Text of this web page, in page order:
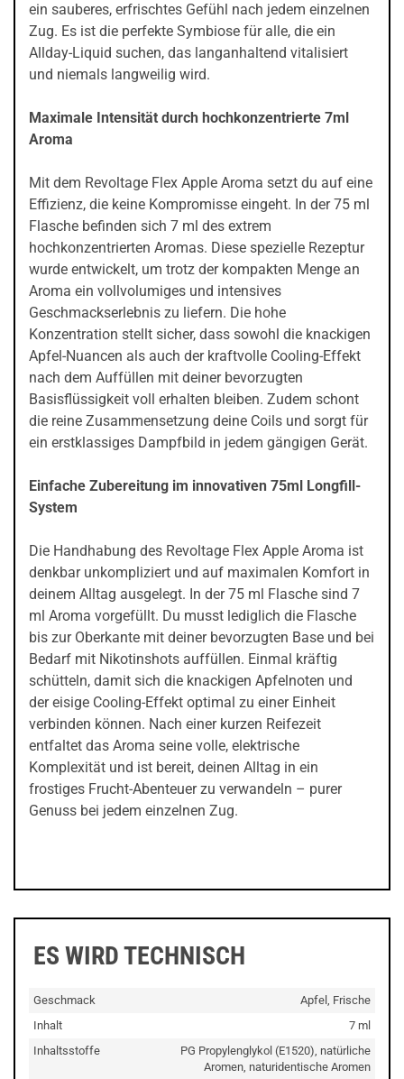
ein sauberes, erfrischtes Gefühl nach jedem einzelnen
Zug. Es ist die perfekte Symbiose für alle, die ein
Allday-Liquid suchen, das langanhaltend vitalisiert
und niemals langweilig wird.
Maximale Intensität durch hochkonzentrierte 7ml
Aroma
Mit dem Revoltage Flex Apple Aroma setzt du auf eine
Effizienz, die keine Kompromisse eingeht. In der 75 ml
Flasche befinden sich 7 ml des extrem
hochkonzentrierten Aromas. Diese spezielle Rezeptur
wurde entwickelt, um trotz der kompakten Menge an
Aroma ein vollvolumiges und intensives
Geschmackserlebnis zu liefern. Die hohe
Konzentration stellt sicher, dass sowohl die knackigen
Apfel-Nuancen als auch der kraftvolle Cooling-Effekt
nach dem Auffüllen mit deiner bevorzugten
Basisflüssigkeit voll erhalten bleiben. Zudem schont
die reine Zusammensetzung deine Coils und sorgt für
ein erstklassiges Dampfbild in jedem gängigen Gerät.
Einfache Zubereitung im innovativen 75ml Longfill-
System
Die Handhabung des Revoltage Flex Apple Aroma ist
denkbar unkompliziert und auf maximalen Komfort in
deinem Alltag ausgelegt. In der 75 ml Flasche sind 7
ml Aroma vorgefüllt. Du musst lediglich die Flasche
bis zur Oberkante mit deiner bevorzugten Base und bei
Bedarf mit Nikotinshots auffüllen. Einmal kräftig
schütteln, damit sich die knackigen Apfelnoten und
der eisige Cooling-Effekt optimal zu einer Einheit
verbinden können. Nach einer kurzen Reifezeit
entfaltet das Aroma seine volle, elektrische
Komplexität und ist bereit, deinen Alltag in ein
frostiges Frucht-Abenteuer zu verwandeln – purer
Genuss bei jedem einzelnen Zug.
ES WIRD TECHNISCH
Geschmack
Apfel, Frische
Inhalt
7 ml
Inhaltsstoffe
PG Propylenglykol (E1520), natürliche
Aromen, naturidentische Aromen